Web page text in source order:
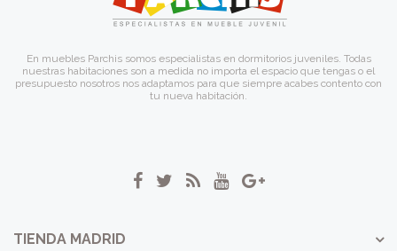
En muebles Parchis somos especialistas en dormitorios juveniles. Todas
nuestras habitaciones son a medida no importa el espacio que tengas o el
presupuesto nosotros nos adaptamos para que siempre acabes contento con
tu nueva habitación.
TIENDA MADRID